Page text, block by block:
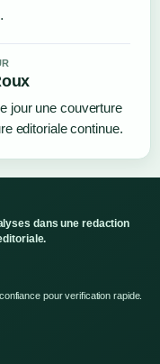
jour une couverture
editoriale continue.
dans une redaction
pour verification rapide.